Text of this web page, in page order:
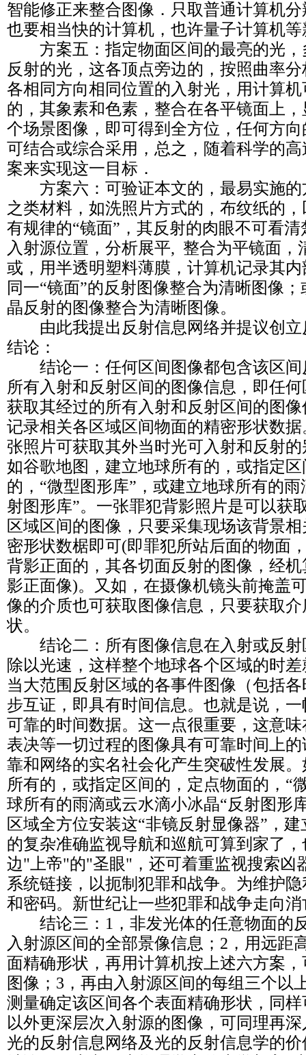
智能修正来整合图像．只取普通计算机
也要相当快的计算机，也许量子计算机
方案五：指定物面区间的最亮的光，
反射的光，这各顶点旁边的，按照曲率
各相同方向相同位置的入射光，用计算
的，其象素和色素，整合在各平镜面上
个场景图像，即可得到全方位，任何方
可结合或综合采用，总之，随着科学的
案来实现这一目标．
方案六：可验证本文的，最易实施的
之类材料，如洗照片方式的，布纹纸的
有规律的“镜面”，其反射的肉眼不可看
入射源位置，分析展平, 整合为平镜面，
或，用半透明塑料薄膜，计算机记录其
同一“镜面”的反射图像整合为清晰图像
晶反射的图像整合为清晰图像。
由此我提出反射信息网络并提议创立
结论：
结论一：任何区间图像都包含该区间
所有入射和反射区间的图像信息，即任
获取其经过的所有入射和反射区间的图
记录相关各区域区间物面的精密形状数
张照片可获取其外当时光可入射和反射
如谷歌地图，建立地球所有的，或指定
的，“微型图形库”，或建立地球所有的
射图形库”。一张罪犯背影照片是可以获
区域区间的图像，只要采集现场该背景
密形状数椐即可(即罪犯所站后面的物面
背影正面的，其各切面反射的图像，经
影正面像)。又如，在摄像机镜头前掩盖
像的介质也可获取图像信息，只要获取
状。
结论二：所有图像信息在入射或反射
除以光速，这样整个地球各个区域的时
当大范围反射区域的各事件图像（包括
步互证，即具有时间信息。也就是说，
可靠的时间数据。这一点很重要，这意
表决等一切过程的图像具有可靠时间上
靠和网络的实名社会化产生突破性发展
所有的，或指定区间的，定点物面的，“
球所有的雨滴或云水滴小冰晶“反射图形
区域全方位安装这“非镜反射显像器”，
的复杂准确监视导航和巡航可算到家了
边"上帝"的"圣眼"，还可着重监视搜索凶
系统链接，以扼制犯罪和战争。为维护
和密码。新世纪让一些犯罪和战争走向消
结论三：1，非发光体的任意物面的
入射源区间的全部景像信息；2，用远距
面精确形状，再用计算机按上述六方案
图像；3，再由入射源区间的每组三个以
测量确定该区间各个表面精确形状，同
以外更深层次入射源的图像，可同理再
光的反射信息网络及光的反射信息学的